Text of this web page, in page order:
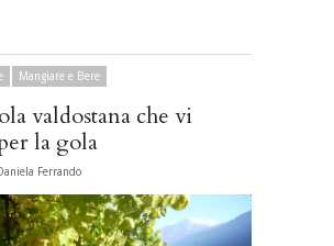
Mangiare e Bere
valdostana che vi
la gola
Daniela Ferrando